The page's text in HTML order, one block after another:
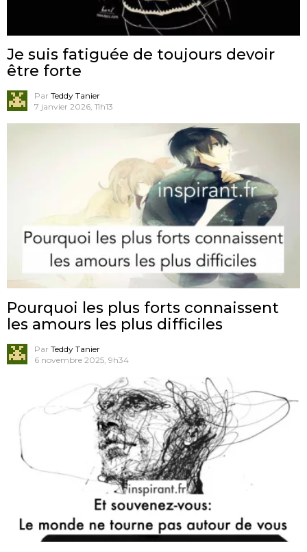
Je suis fatiguée de toujours devoir
être forte
Par Teddy Tanier
7 janvier 2026, 11h13
Pourquoi les plus forts connaissent
les amours les plus difficiles
Par Teddy Tanier
6 novembre 2025, 9h34